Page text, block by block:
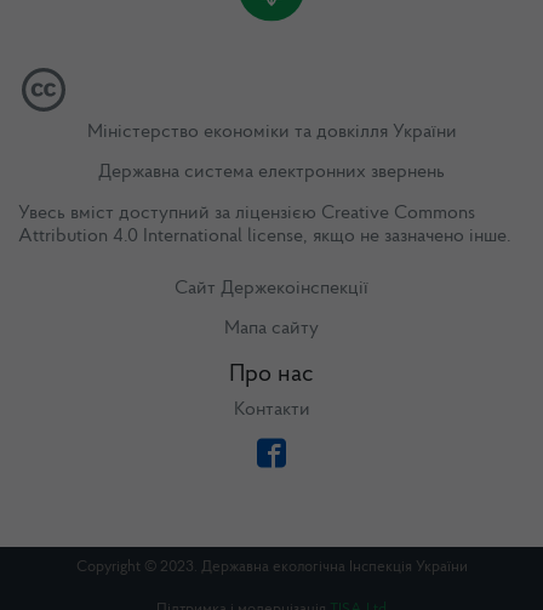
Міністерство економіки та довкілля України
Державна система електронних звернень
Увесь вміст доступний за ліцензією Creative Commons
Attribution 4.0 International license, якщо не зазначено інше.
Сайт Держекоінспекції
Мапа сайту
Про нас
Контакти
Copyright © 2023. Державна екологічна Інспекція України